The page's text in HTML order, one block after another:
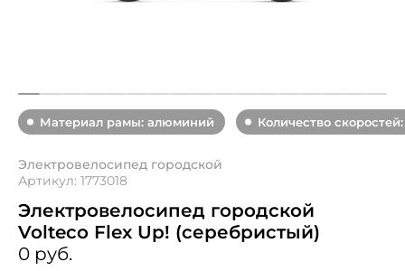
Материал рамы: алюминий Количество
Электровелосипед городской
Артикул: 1773018
Электровелосипед городской
Volteco Flex Up! (cеребристый)
0 руб.